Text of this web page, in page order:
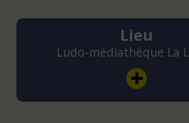
Lieu
Ludo-médiathèque La